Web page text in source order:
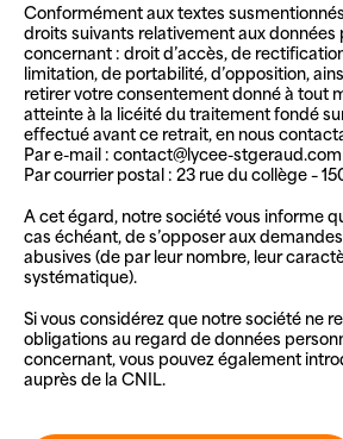
Conformément aux textes
droits suivants relativement aux données
concernant : droit d’accès, de
limitation, de portabilité, d’opposition,
retirer votre consentement donné à tout
atteinte à la licéité du traitement fondé
effectué avant ce retrait, en nous
Par e-mail : contact@lycee-stgeraud.com
Par courrier postal : 23 rue du collège –
A cet égard, notre société vous informe
cas échéant, de s’opposer aux
abusives (de par leur nombre, leur
systématique).
Si vous considérez que notre société ne
obligations au regard de données
concernant, vous pouvez également
auprès de la CNIL.